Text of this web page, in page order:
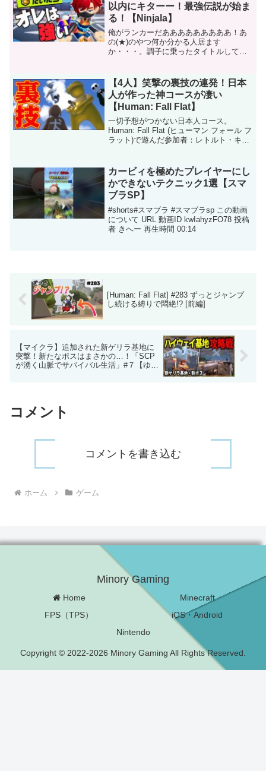
以内にキターー！最強伝説が始ま
る！【Ninjala】
俺がランカーだあああああああああ！あ
の(★)のやつ何か分かる人居ます
か・・・。調子に乗ったタイトルしてま
Nintendo Switch Onlineの加入不要で遊べ
るので...
【4人】笑撃の裏技の連発！日本
人が作った神コースが凄い
【Human: Fall Flat】
一切予想がつかない日本人コース。
Human: Fall Flat (ヒューマン フォール フ
ラット)で遊んだ参加者：レトルト・キ
Fall Flat 再生リスト⇒...
カービィを極めたプレイヤーにし
かできないテクニック1選【スマ
ブラSP】
#shorts#スマブラ #スマブラsp この動画
について URL 動画ID kwIahyzFO78 投稿
者 きへー 再生時間 00:14
[Human: Fall Flat] #283 ずっとジャンプ
し続ける縛りで悶絶!? [前編]
【マイクラ】追加された新ゲリラ基地に
突撃！新たなボスはまさかの…！「SCP
が湧く山脈でサバイバル生活」#７【ゆっ
コメント
コメントを書き込む
ホーム ゲーム
Minory Gaming
Home
Minecraft
FPS（TPS）
iOS・Android
Nintendo
Copyright © 2022-2026 Minory Gaming All Rights Reserved.